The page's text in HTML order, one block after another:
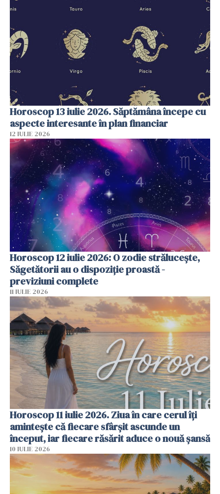
Horoscop 13 iulie 2026. Săptămâna începe cu
aspecte interesante în plan financiar
12 IULIE 2026
Horoscop 12 iulie 2026: O zodie strălucește,
Săgetătorii au o dispoziție proastă -
previziuni complete
11 IULIE 2026
Horoscop 11 iulie 2026. Ziua în care cerul îți
amintește că fiecare sfârșit ascunde un
început, iar fiecare răsărit aduce o nouă șansă
10 IULIE 2026